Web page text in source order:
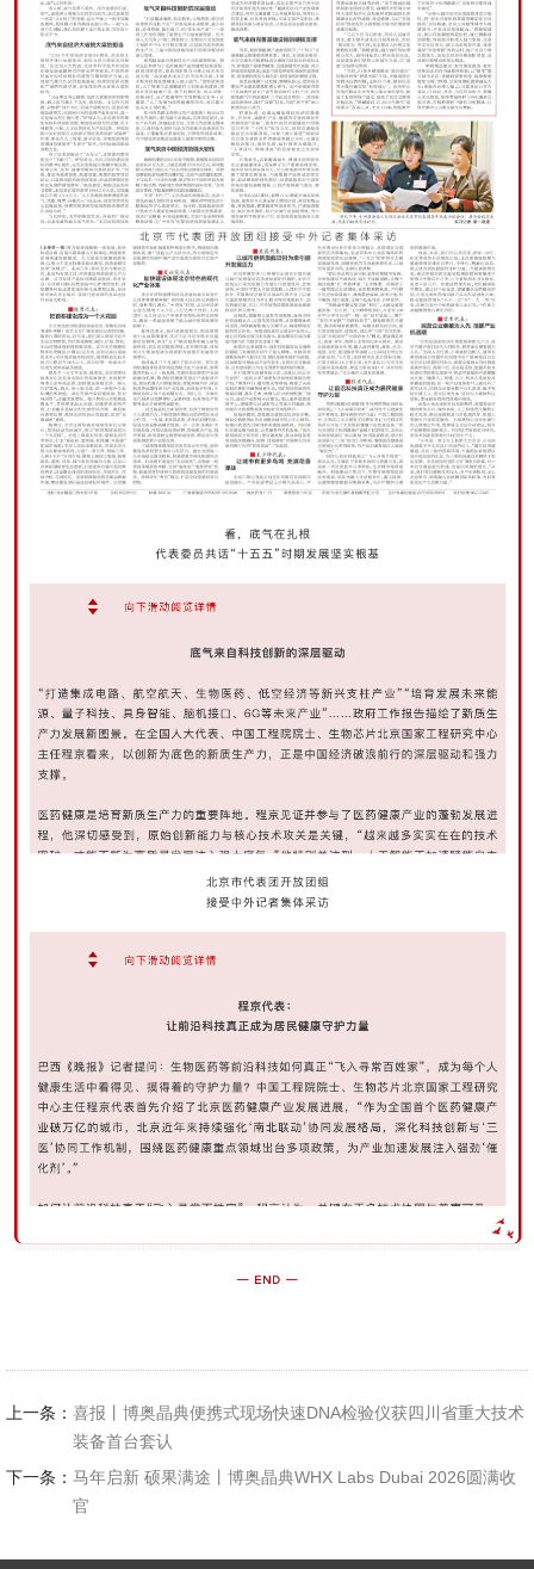
上一条： 喜报丨博奥晶典便携式现场快速DNA检验仪获四川省重大技术
装备首台套认
下一条： 马年启新 硕果满途丨博奥晶典WHX Labs Dubai 2026圆满收
官